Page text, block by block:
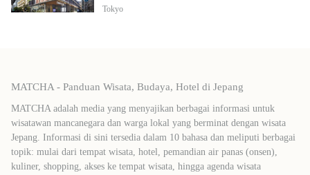
Tokyo
MATCHA - Panduan Wisata, Budaya, Hotel di Jepang
MATCHA adalah media yang menyajikan berbagai informasi untuk
wisatawan mancanegara dan warga lokal yang berminat dengan wisata
Jepang. Informasi di sini tersedia dalam 10 bahasa dan meliputi berbagai
topik: mulai dari tempat wisata, hotel, pemandian air panas (onsen),
kuliner, shopping, akses ke tempat wisata, hingga agenda wisata